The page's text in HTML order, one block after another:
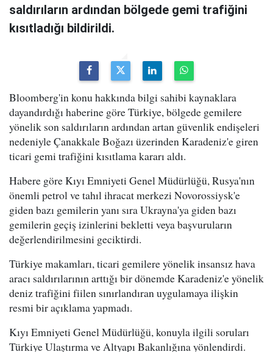
saldırıların ardından bölgede gemi trafiğini
kısıtladığı bildirildi.
Bloomberg'in konu hakkında bilgi sahibi kaynaklara
dayandırdığı haberine göre Türkiye, bölgede gemilere
yönelik son saldırıların ardından artan güvenlik endişeleri
nedeniyle Çanakkale Boğazı üzerinden Karadeniz'e giren
ticari gemi trafiğini kısıtlama kararı aldı.
Habere göre Kıyı Emniyeti Genel Müdürlüğü, Rusya'nın
önemli petrol ve tahıl ihracat merkezi Novorossiysk'e
giden bazı gemilerin yanı sıra Ukrayna'ya giden bazı
gemilerin geçiş izinlerini bekletti veya başvuruların
değerlendirilmesini geciktirdi.
Türkiye makamları, ticari gemilere yönelik insansız hava
aracı saldırılarının arttığı bir dönemde Karadeniz'e yönelik
deniz trafiğini fiilen sınırlandıran uygulamaya ilişkin
resmi bir açıklama yapmadı.
Kıyı Emniyeti Genel Müdürlüğü, konuyla ilgili soruları
Türkiye Ulaştırma ve Altyapı Bakanlığına yönlendirdi.